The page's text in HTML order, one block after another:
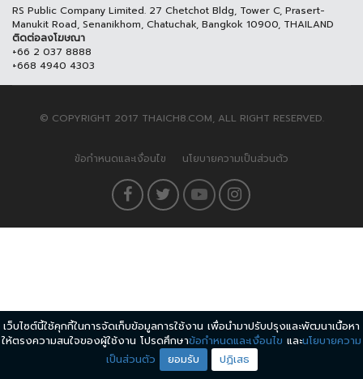
RS Public Company Limited. 27 Chetchot Bldg, Tower C, Prasert-
Manukit Road, Senanikhom, Chatuchak, Bangkok 10900, THAILAND
ติดต่อลงโฆษณา
+66 2 037 8888
+668 4940 4303
© COPYRIGHT 2017 THAICH8.COM, ALL RIGHT RESERVED.
ข้อกำหนดและเงื่อนไข นโยบายความเป็นส่วนตัว
เว็บไซต์นี้ใช้คุกกี้ในการจัดเก็บข้อมูลการใช้งาน เพื่อนำมาปรับปรุงและพัฒนาเนื้อหา
ให้ตรงความสนใจของผู้ใช้งาน โปรดศึกษาข้อกำหนดและเงื่อนไข และนโยบายความ
เป็นส่วนตัว
ยอมรับ ปฏิเสธ